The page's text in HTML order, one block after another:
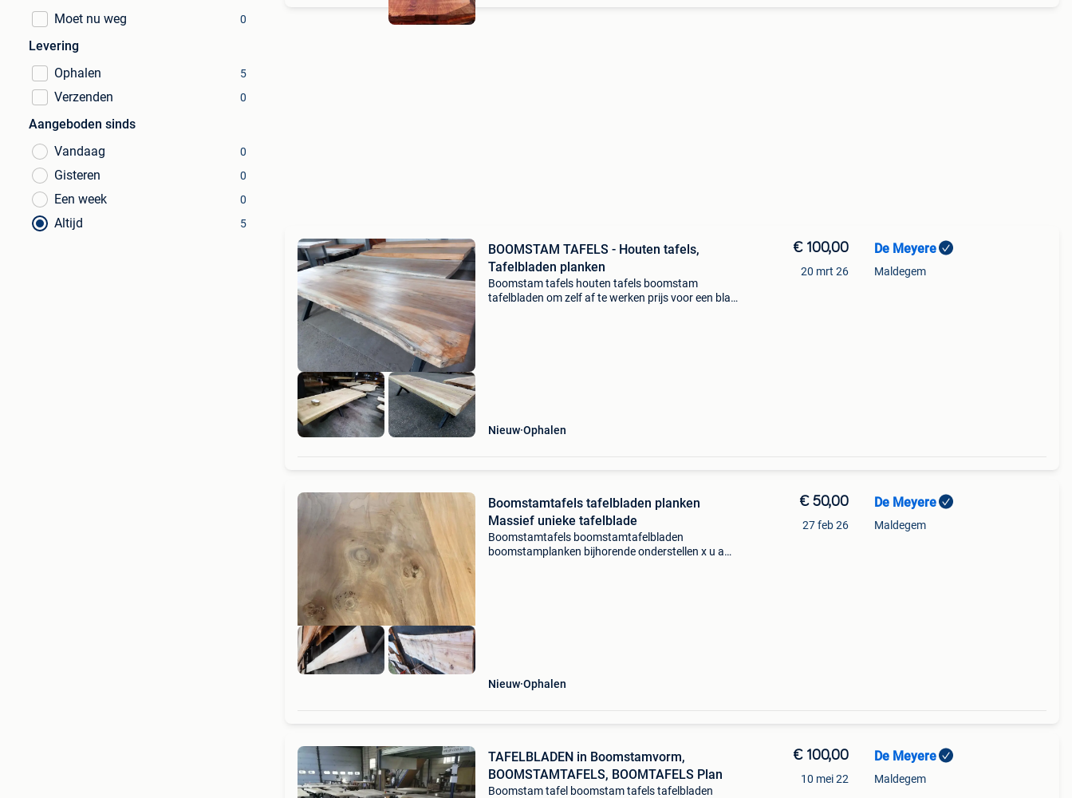
Moet nu weg
0
Levering
Ophalen
5
Verzenden 0
Aangeboden sinds
Vandaag
0
Gisteren 0
Een week 0
Altijd 5
BOOMSTAM TAFELS - Houten tafels,
Tafelbladen planken
Boomstam tafels houten tafels boomstam
tafelbladen om zelf af te werken prijs voor een blad
Nieuw Ophalen
€ 100,00
20 mrt 26
De Meyere
Maldegem
Boomstamtafels tafelbladen planken
Massief unieke tafelblade
Boomstamtafels boomstamtafelbladen
boomstamplanken bijhorende onderstellen x u a
Nieuw Ophalen
€ 50,00
27 feb 26
De Meyere
Maldegem
TAFELBLADEN in Boomstamvorm,
BOOMSTAMTAFELS, BOOMTAFELS Plan
Boomstam tafel boomstam tafels tafelbladen
€ 100,00
10 mei 22
De Meyere
Maldegem